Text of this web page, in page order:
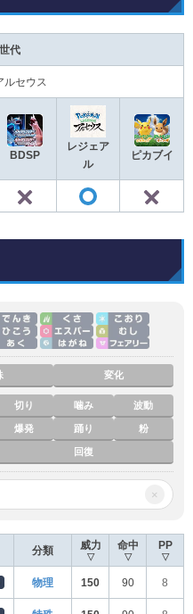
代
ルセウス
BDSP
レジェア
ル
ピカブイ
変化
切り 噛み 波動
爆発 踊り 粉
回復
×
分類 威力
▽
命中
▽
PP
▽
物理 150 90 8